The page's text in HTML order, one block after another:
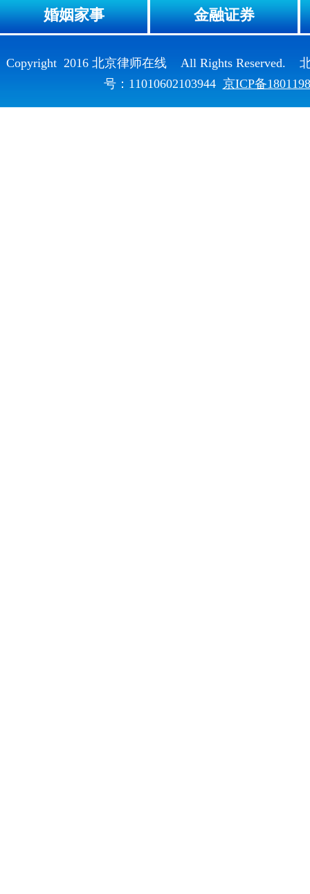
婚姻家事 金融证券
Copyright 2016 北京律师在线 All Rights Reserved.
号：11010602103944 京ICP备